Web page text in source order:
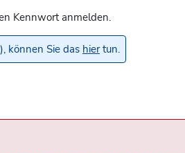
Kennwort anmelden.
können Sie das hiertun.